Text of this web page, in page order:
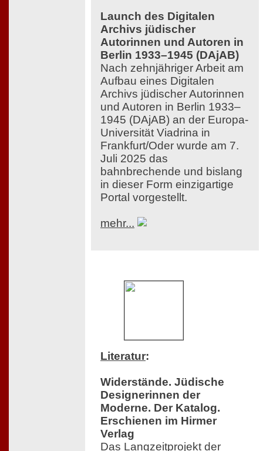
Launch des Digitalen
Archivs jüdischer
Autorinnen und Autoren in
Berlin 1933–1945 (DAjAB)
Nach zehnjähriger Arbeit am
Aufbau eines Digitalen
Archivs jüdischer Autorinnen
und Autoren in Berlin 1933–
1945 (DAjAB) an der Europa-
Universität Viadrina in
Frankfurt/Oder wurde am 7.
Juli 2025 das
bahnbrechende und bislang
in dieser Form einzigartige
Portal vorgestellt.
mehr...
Literatur:
Widerstände. Jüdische
Designerinnen der
Moderne. Der Katalog.
Erschienen im Hirmer
Verlag
Das Langzeitprojekt der